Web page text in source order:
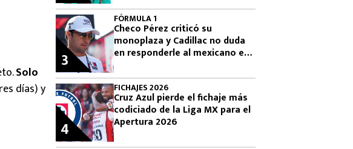
Solo
días) y
FÓRMULA 1
Checo Pérez criticó su
monoplaza y Cadillac no duda
en responderle al mexicano en
3
FICHAJES 2026
Cruz Azul pierde el fichaje más
codiciado de la Liga MX para el
Apertura 2026
4